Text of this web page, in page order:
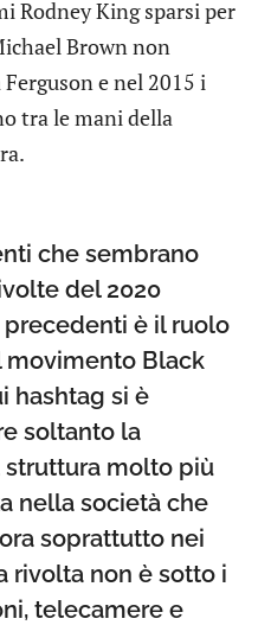
Rodney King sparsi per
Brown non
e nel 2015 i
tra le mani della
che sembrano
del 2020
è il ruolo
movimento Black
hashtag si è
soltanto la
molto più
nella società che
soprattutto nei
rivolta non è sotto i
telecamere e